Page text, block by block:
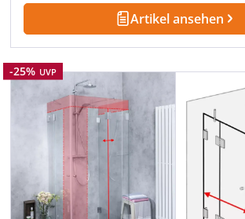
Artikel ansehen
Rabatt
-25% UVP